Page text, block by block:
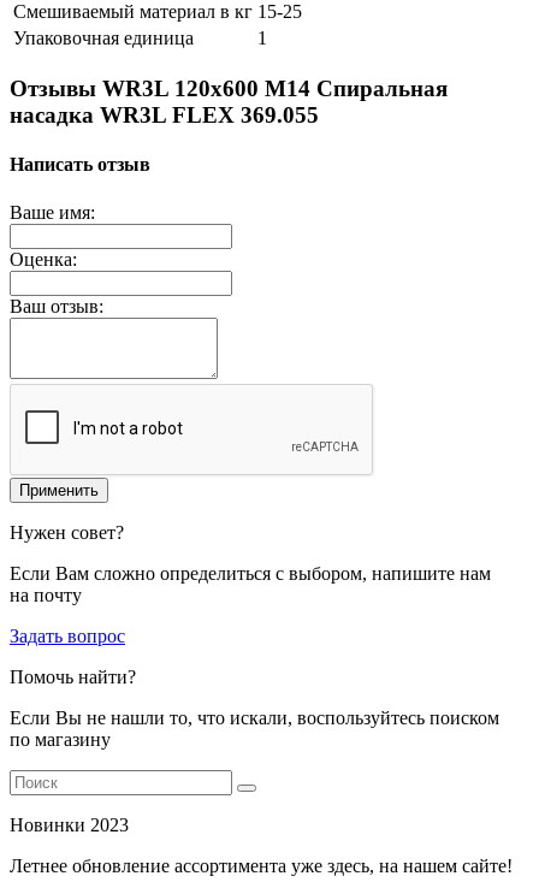
Смешиваемый материал в кг 15-25
Упаковочная единица
1
Отзывы WR3L 120x600 M14 Спиральная
насадка WR3L FLEX 369.055
Написать отзыв
Ваше имя:
Оценка:
Ваш отзыв:
Применить
Нужен совет?
Если Вам сложно определиться с выбором, напишите нам
на почту
Задать вопрос
Помочь найти?
Если Вы не нашли то, что искали, воспользуйтесь поиском
по магазину
Новинки 2023
Летнее обновление ассортимента уже здесь, на нашем сайте!